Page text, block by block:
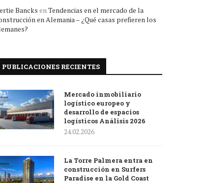
Bancks enTendencias en el mercado de la
en Alemania – ¿Qué casas prefieren los
PUBLICACIONES RECIENTES
Mercado inmobiliario
logístico europeo y
desarrollo de espacios
logísticos Análisis 2026
24.02.2026
La Torre Palmera entra en
construcción en Surfers
Paradise en la Gold Coast